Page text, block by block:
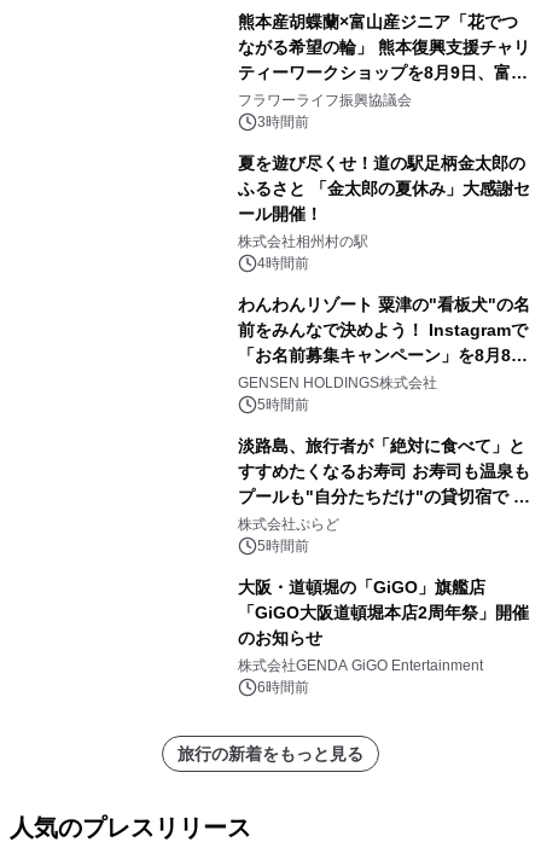
熊本産胡蝶蘭×富山産ジニア「花でつ
ながる希望の輪」 熊本復興支援チャリ
ティーワークショップを8月9日、富
山・射水で開催
フラワーライフ振興協議会
3時間前
夏を遊び尽くせ！道の駅足柄金太郎の
ふるさと 「金太郎の夏休み」大感謝セ
ール開催！
株式会社相州村の駅
4時間前
わんわんリゾート 粟津の"看板犬"の名
前をみんなで決めよう！ Instagramで
「お名前募集キャンペーン」を8月8日
(土)より開催
GENSEN HOLDINGS株式会社
5時間前
淡路島、旅行者が「絶対に食べて」と
すすめたくなるお寿司 お寿司も温泉も
プールも"自分たちだけ"の貸切宿で 1
日1組限定「岩屋温泉 絵島別庭 海と
森」の握り寿司プラン
株式会社ぷらど
5時間前
大阪・道頓堀の「GiGO」旗艦店
「GiGO大阪道頓堀本店2周年祭」開催
のお知らせ
株式会社GENDA GiGO Entertainment
6時間前
旅行の新着をもっと見る
人気のプレスリリース